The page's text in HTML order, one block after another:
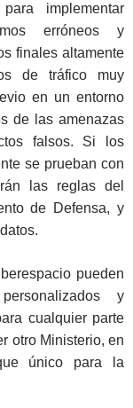
implementar
erróneos y
finales altamente
de tráfico muy
en un entorno
de las amenazas
falsos. Si los
se prueban con
las reglas del
de Defensa, y
pueden
y
cualquier parte
otro Ministerio, en
único para la